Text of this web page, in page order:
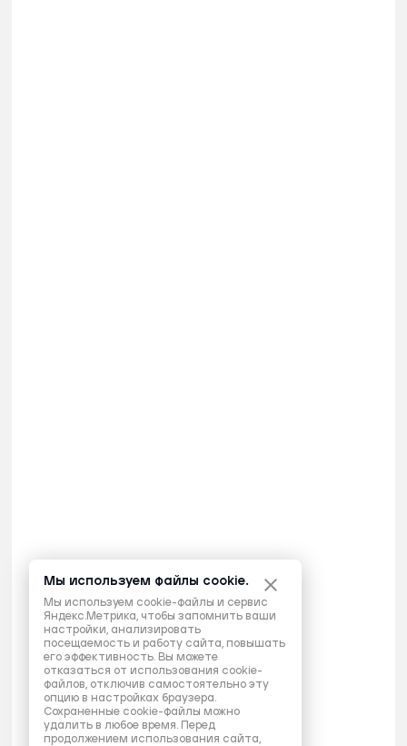
Мы используем файлы cookie.
Мы используем cookie-файлы и сервис
Яндекс.Метрика, чтобы запомнить ваши
настройки, анализировать
посещаемость и работу сайта, повышать
его эффективность. Вы можете
отказаться от использования cookie-
файлов, отключив самостоятельно эту
опцию в настройках браузера.
Сохраненные cookie-файлы можно
удалить в любое время. Перед
продолжением использования сайта,